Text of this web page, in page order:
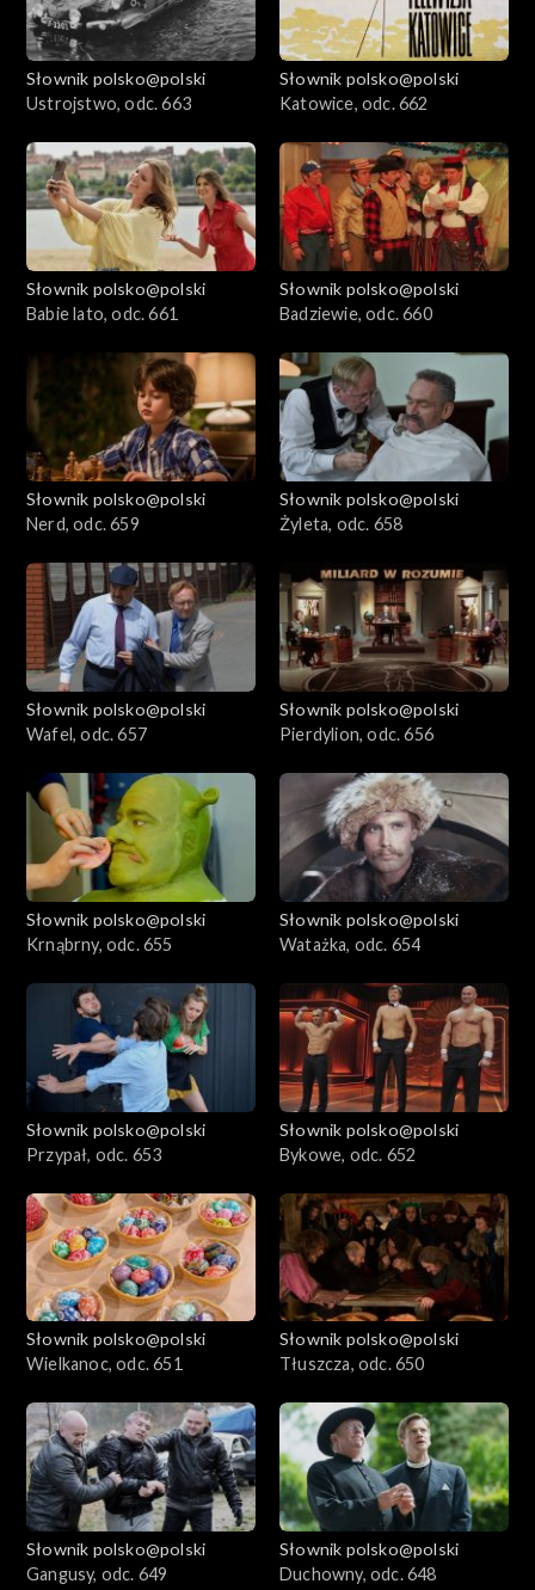
Słownik polsko@polski
Ustrojstwo, odc. 663
Słownik polsko@polski
Katowice, odc. 662
Słownik polsko@polski
Babie lato, odc. 661
Słownik polsko@polski
Badziewie, odc. 660
Słownik polsko@polski
Nerd, odc. 659
Słownik polsko@polski
Żyleta, odc. 658
Słownik polsko@polski
Wafel, odc. 657
Słownik polsko@polski
Pierdylion, odc. 656
Słownik polsko@polski
Krnąbrny, odc. 655
Słownik polsko@polski
Watażka, odc. 654
Słownik polsko@polski
Przypał, odc. 653
Słownik polsko@polski
Bykowe, odc. 652
Słownik polsko@polski
Wielkanoc, odc. 651
Słownik polsko@polski
Tłuszcza, odc. 650
Słownik polsko@polski
Gangusy, odc. 649
Słownik polsko@polski
Duchowny, odc. 648